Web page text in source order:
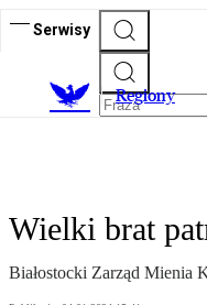
Serwisy
Regiony
Wielki brat
Białostocki Zarząd Mienia